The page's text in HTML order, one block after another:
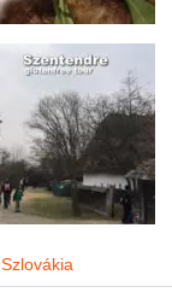
Szlovákia